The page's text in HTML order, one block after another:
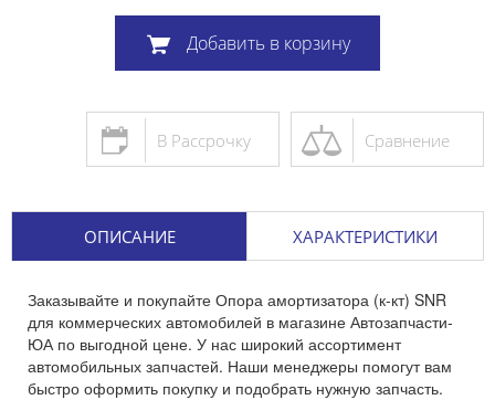
Добавить в корзину
Сравнение
В Рассрочку
ОПИСАНИЕ ХАРАКТЕРИСТИКИ
Заказывайте и покупайте Опора амортизатора (к-кт) SNR
для коммерческих автомобилей в магазине Автозапчасти-
ЮА по выгодной цене. У нас широкий ассортимент
автомобильных запчастей. Наши менеджеры помогут вам
быстро оформить покупку и подобрать нужную запчасть.